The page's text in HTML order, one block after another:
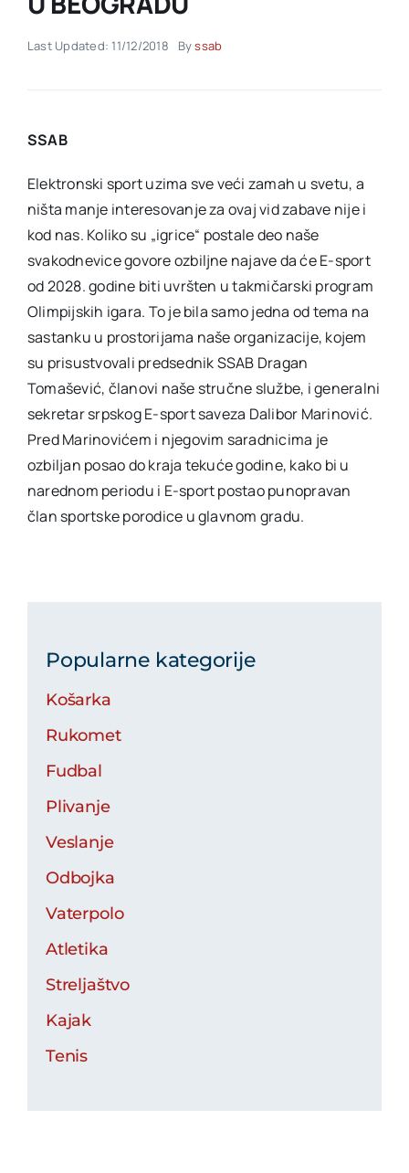
Akti SSAB
Last Updated: 11/12/2018 Byssab
SSAB
Elektronski sport uzima sve veći zamah u svetu, a
ništa manje interesovanje za ovaj vid zabave nije i
kod nas. Koliko su „igrice“ postale deo naše
svakodnevice govore ozbiljne najave da će E-sport
od 2028. godine biti uvršten u takmičarski program
Olimpijskih igara. To je bila samo jedna od tema na
sastanku u prostorijama naše organizacije, kojem
su prisustvovali predsednik SSAB Dragan
Tomašević, članovi naše stručne službe, i generalni
sekretar srpskog E-sport saveza Dalibor Marinović.
Pred Marinovićem i njegovim saradnicima je
ozbiljan posao do kraja tekuće godine, kako bi u
narednom periodu i E-sport postao punopravan
član sportske porodice u glavnom gradu.
Popularne kategorije
Košarka
Rukomet
Fudbal
Plivanje
Veslanje
Odbojka
Vaterpolo
Atletika
Streljaštvo
Kajak
Tenis